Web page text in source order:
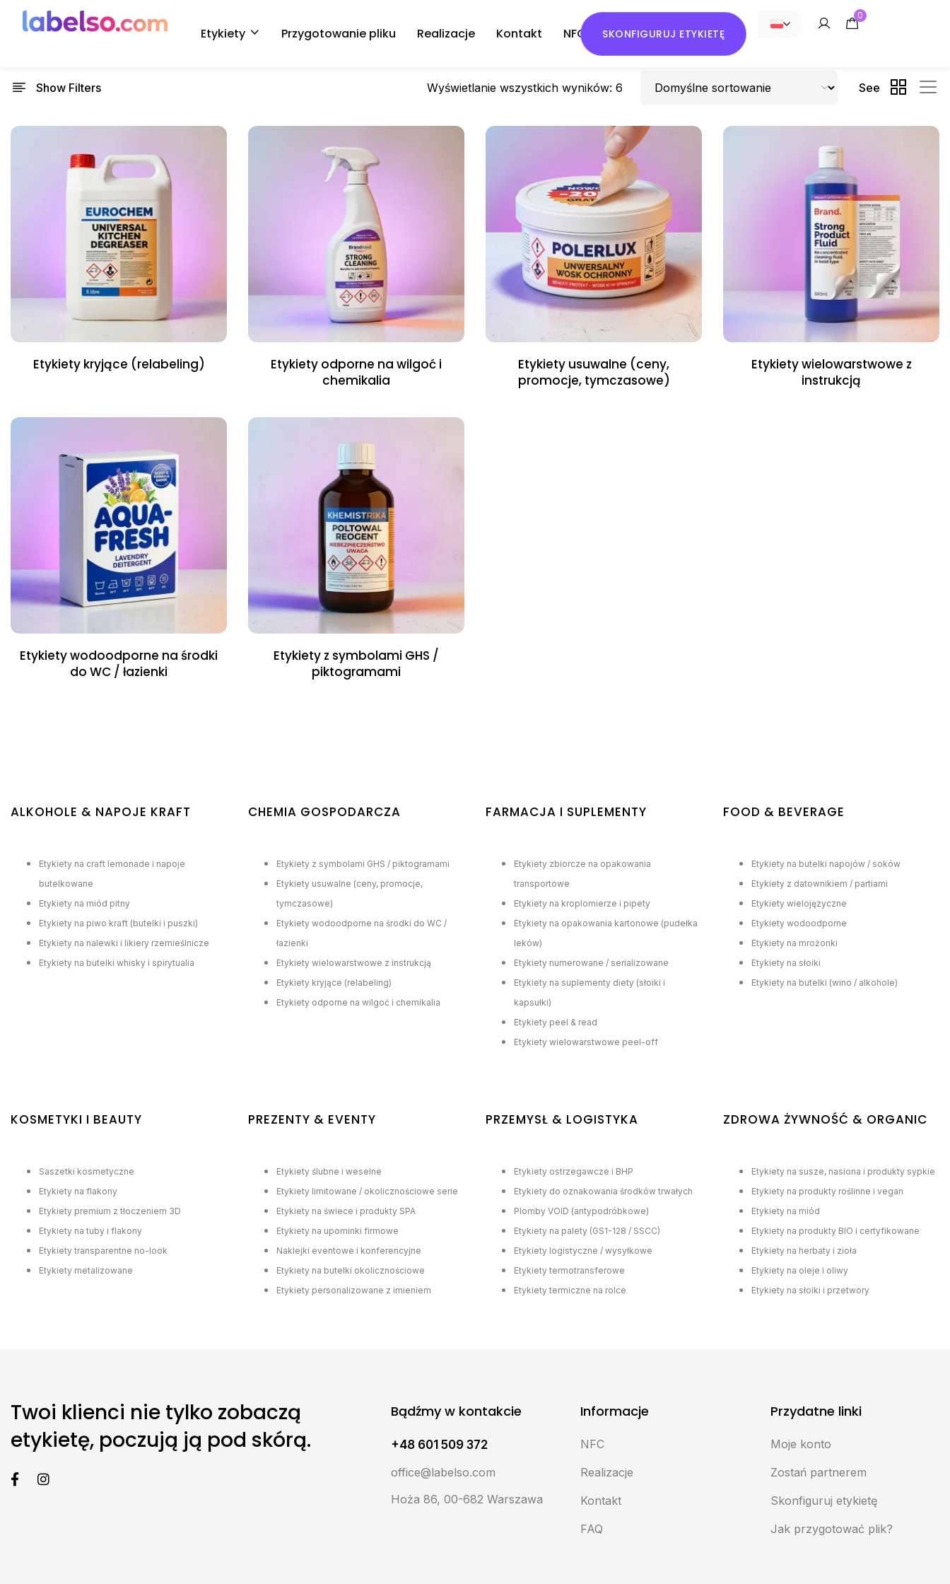
Etykiety Przygotowanie pliku Realizacje Kontakt NFC NOWOŚĆ
SKONFIGURUJ ETYKIETĘ
0
Show Filters Wyświetlanie wszystkich wyników: 6 See
Etykiety kryjące (relabeling)
Etykiety odporne na wilgoć i
chemikalia
Etykiety usuwalne (ceny,
promocje, tymczasowe)
Etykiety wielowarstwowe z
instrukcją
Etykiety wodoodporne na środki
do WC / łazienki
Etykiety z symbolami GHS /
piktogramami
ALKOHOLE & NAPOJE KRAFT
Etykiety na craft lemonade i napoje
butelkowane
Etykiety na miód pitny
Etykiety na piwo kraft (butelki i puszki)
Etykiety na nalewki i likiery rzemieślnicze
Etykiety na butelki whisky i spirytualia
CHEMIA GOSPODARCZA
Etykiety z symbolami GHS / piktogramami
Etykiety usuwalne (ceny, promocje,
tymczasowe)
Etykiety wodoodporne na środki do WC /
łazienki
Etykiety wielowarstwowe z instrukcją
Etykiety kryjące (relabeling)
Etykiety odporne na wilgoć i chemikalia
FARMACJA I SUPLEMENTY
Etykiety zbiorcze na opakowania
transportowe
Etykiety na kroplomierze i pipety
Etykiety na opakowania kartonowe (pudełka
leków)
Etykiety numerowane / serializowane
Etykiety na suplementy diety (słoiki i
kapsułki)
Etykiety peel & read
Etykiety wielowarstwowe peel-off
FOOD & BEVERAGE
Etykiety na butelki napojów / soków
Etykiety z datownikiem / partiami
Etykiety wielojęzyczne
Etykiety wodoodporne
Etykiety na mrożonki
Etykiety na słoiki
Etykiety na butelki (wino / alkohole)
KOSMETYKI I BEAUTY
Saszetki kosmetyczne
Etykiety na flakony
Etykiety premium z tłoczeniem 3D
Etykiety na tuby i flakony
Etykiety transparentne no-look
Etykiety metalizowane
PREZENTY & EVENTY
Etykiety ślubne i weselne
Etykiety limitowane / okolicznościowe serie
Etykiety na świece i produkty SPA
Etykiety na upominki firmowe
Naklejki eventowe i konferencyjne
Etykiety na butelki okolicznościowe
Etykiety personalizowane z imieniem
PRZEMYSŁ & LOGISTYKA
Etykiety ostrzegawcze i BHP
Etykiety do oznakowania środków trwałych
Plomby VOID (antypodróbkowe)
Etykiety na palety (GS1-128 / SSCC)
Etykiety logistyczne / wysyłkowe
Etykiety termotransferowe
Etykiety termiczne na rolce
ZDROWA ŻYWNOŚĆ & ORGANIC
Etykiety na susze, nasiona i produkty sypkie
Etykiety na produkty roślinne i vegan
Etykiety na miód
Etykiety na produkty BIO i certyfikowane
Etykiety na herbaty i zioła
Etykiety na oleje i oliwy
Etykiety na słoiki i przetwory
Twoi klienci nie tylko zobaczą
etykietę, poczują ją pod skórą.
Bądźmy w kontakcie
+48 601 509 372
office@labelso.com
Hoża 86, 00-682 Warszawa
Informacje
NFC
Realizacje
Kontakt
FAQ
Przydatne linki
Moje konto
Zostań partnerem
Skonfiguruj etykietę
Jak przygotować plik?